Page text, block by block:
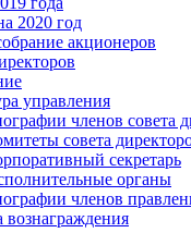
2020 год
акционеров
управления
членов совета
совета
секретарь
органы
членов
вознаграждения